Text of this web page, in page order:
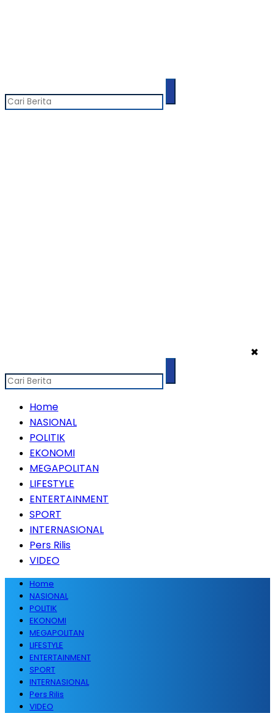
✖
Home
NASIONAL
POLITIK
EKONOMI
MEGAPOLITAN
LIFESTYLE
ENTERTAINMENT
SPORT
INTERNASIONAL
Pers Rilis
VIDEO
Home
NASIONAL
POLITIK
EKONOMI
MEGAPOLITAN
LIFESTYLE
ENTERTAINMENT
SPORT
INTERNASIONAL
Pers Rilis
VIDEO